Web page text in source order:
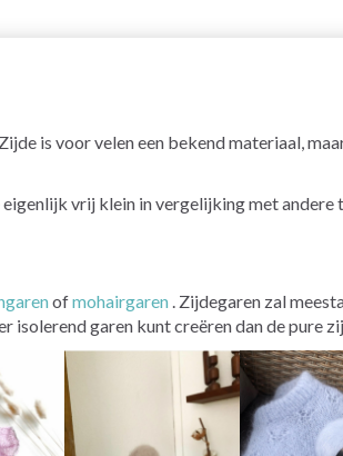
is voor velen een bekend materiaal,
vrij klein in vergelijking met
ofmohairgaren . Zijdegaren zal
isolerend garen kunt creëren dan de pure